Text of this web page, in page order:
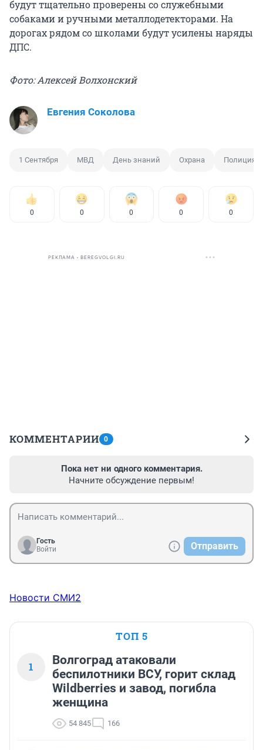
будут тщательно проверены со служебными
собаками и ручными металлодетекторами. На
дорогах рядом со школами будут усилены наряды
ДПС.
Фото: Алексей Волхонский
Евгения Соколова
1 Сентября МВД День знаний Охрана Полиция
0 0 0 0 0
РЕКЛАМА • BEREGVOLGI.RU
КОММЕНТАРИИ 0
Пока нет ни одного комментария.
Начните обсуждение первым!
Гость
Войти
Отправить
Новости СМИ2
ТОП 5
1
Волгоград атаковали
беспилотники ВСУ, горит склад
Wildberries и завод, погибла
женщина
54 845 166